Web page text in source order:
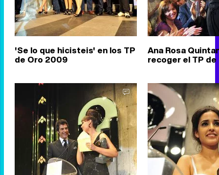
'Se lo que hicisteis' en los TP
de Oro 2009
Ana Rosa
recoger el TP